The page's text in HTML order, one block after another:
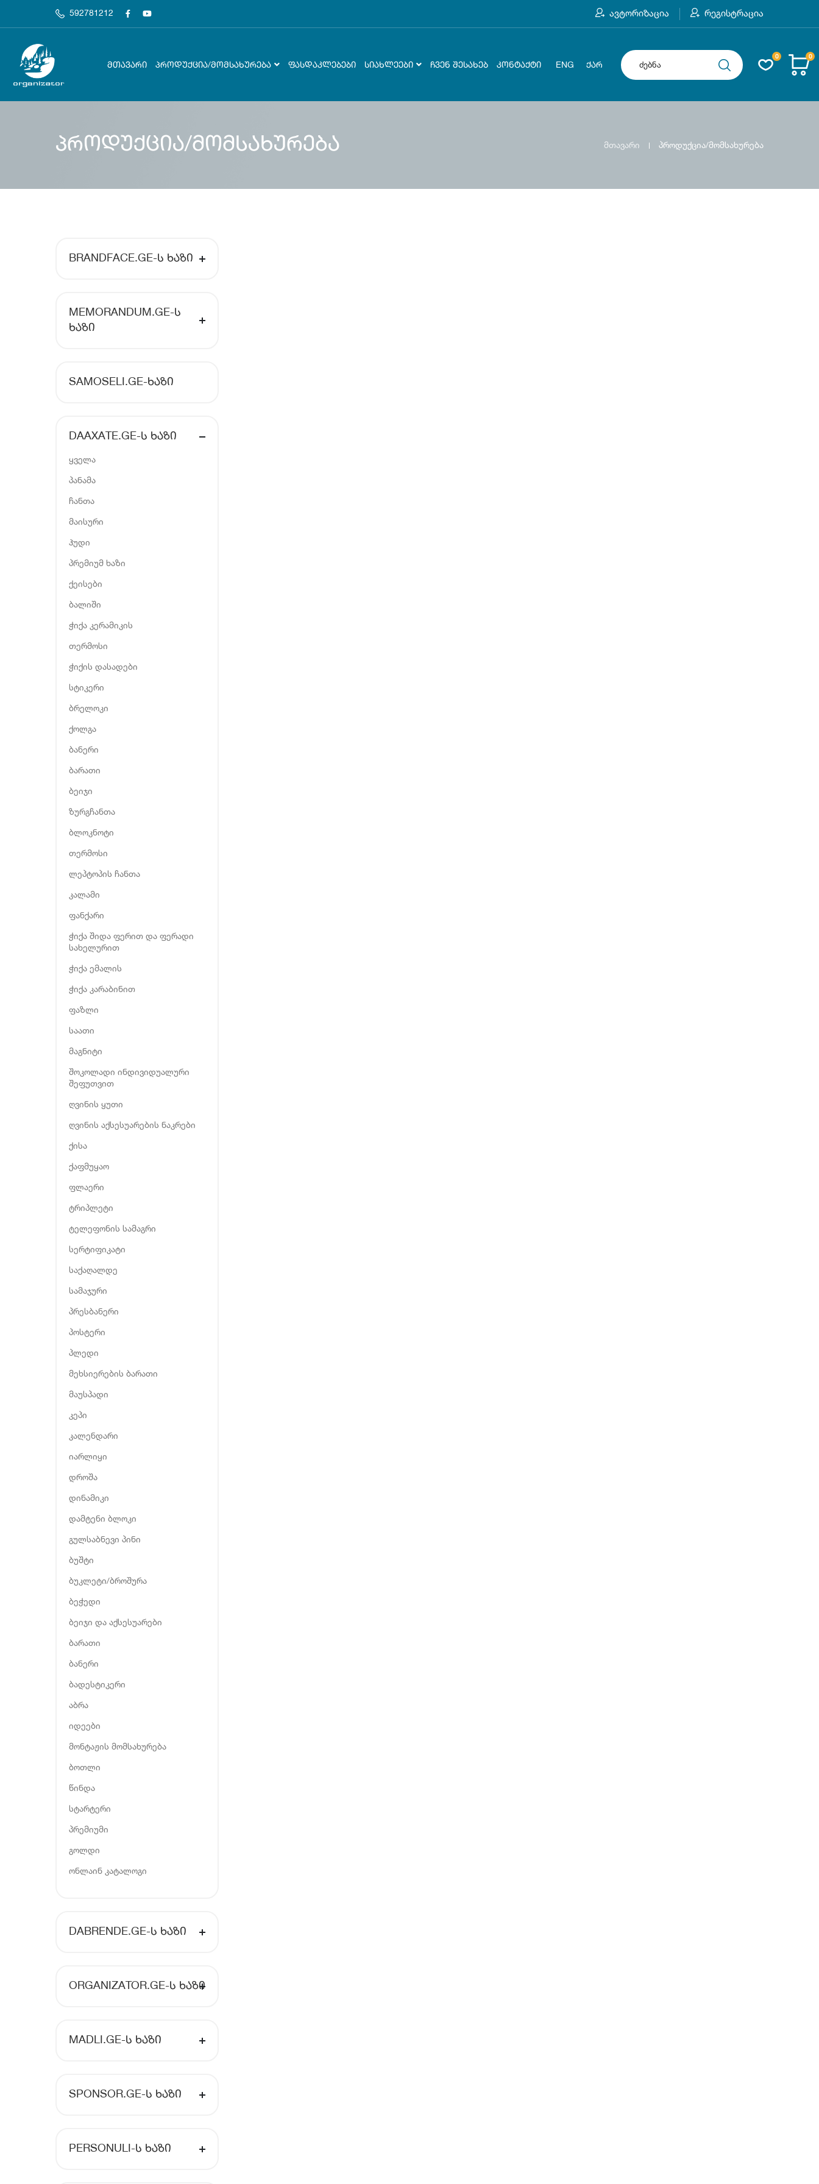
592781212 ავტორიზაცია რეგისტრაცია
ᲛᲗᲐᲕᲐᲠᲘ ᲞᲠᲝᲓᲣᲥᲪᲘᲐ/ᲛᲝᲛᲡᲐᲮᲣᲠᲔᲑᲐ ᲤᲐᲡᲓᲐᲙᲚᲔᲑᲔᲑᲘ ᲡᲘᲐᲮᲚᲔᲔᲑᲘ ᲩᲕᲔᲜ ᲨᲔᲡᲐᲮᲔᲑ ᲙᲝᲜᲢᲐᲥᲢᲘ ENG ᲥᲐᲠ
0 0
პროდუქცია/მომსახურება მთავარი პროდუქცია/მომსახურება
BRANDFACE.GE-Ს ᲮᲐᲖᲘ
MEMORANDUM.GE-Ს
ᲮᲐᲖᲘ
SAMOSELI.GE-ᲮᲐᲖᲘ
DAAXATE.GE-Ს ᲮᲐᲖᲘ
ყველა
პანამა
ჩანთა
მაისური
ჰუდი
პრემიუმ ხაზი
ქეისები
ბალიში
ჭიქა კერამიკის
თერმოსი
ჭიქის დასადები
სტიკერი
ბრელოკი
ქოლგა
ბანერი
ბარათი
ბეიჯი
ზურგჩანთა
ბლოკნოტი
თერმოსი
ლეპტოპის ჩანთა
კალამი
ფანქარი
ჭიქა შიდა ფერით და ფერადი
სახელურით
ჭიქა ემალის
ჭიქა კარაბინით
ფაზლი
საათი
მაგნიტი
შოკოლადი ინდივიდუალური
შეფუთვით
ღვინის ყუთი
ღვინის აქსესუარების ნაკრები
ქისა
ქაფმუყაო
ფლაერი
ტრიპლეტი
ტელეფონის სამაგრი
სერტიფიკატი
საქაღალდე
სამაჯური
პრესბანერი
პოსტერი
პლედი
მეხსიერების ბარათი
მაუსპადი
კეპი
კალენდარი
იარლიყი
დროშა
დინამიკი
დამტენი ბლოკი
გულსაბნევი პინი
ბუშტი
ბუკლეტი/ბროშურა
ბეჭედი
ბეიჯი და აქსესუარები
ბარათი
ბანერი
ბადესტიკერი
აბრა
იდეები
მონტაჟის მომსახურება
ბოთლი
წინდა
სტარტერი
პრემიუმი
გოლდი
ონლაინ კატალოგი
DABRENDE.GE-Ს ᲮᲐᲖᲘ
ORGANIZATOR.GE-Ს ᲮᲐᲖᲘ
MADLI.GE-Ს ᲮᲐᲖᲘ
SPONSOR.GE-Ს ᲮᲐᲖᲘ
PERSONULI-Ს ᲮᲐᲖᲘ